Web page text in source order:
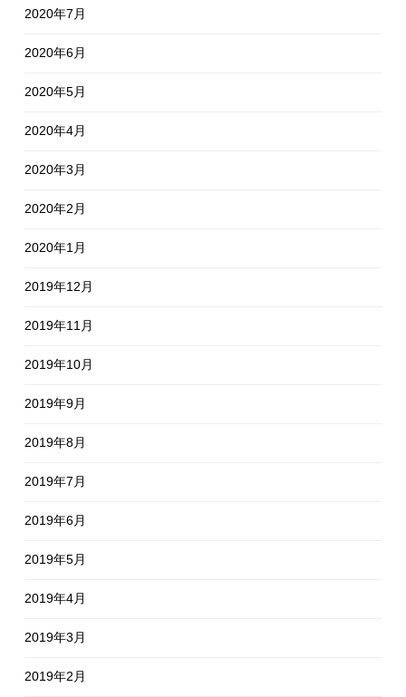
2020年7月
2020年6月
2020年5月
2020年4月
2020年3月
2020年2月
2020年1月
2019年12月
2019年11月
2019年10月
2019年9月
2019年8月
2019年7月
2019年6月
2019年5月
2019年4月
2019年3月
2019年2月